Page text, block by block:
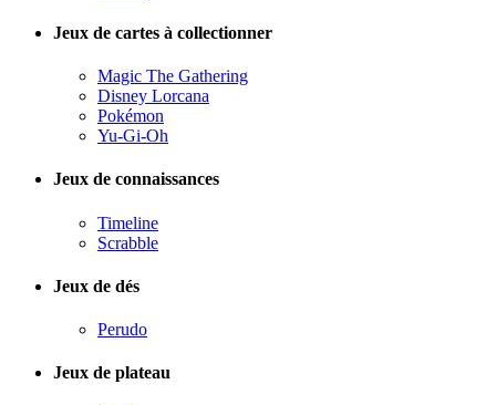
Jeux de cartes à collectionner
Magic The Gathering
Disney Lorcana
Pokémon
Yu-Gi-Oh
Jeux de connaissances
Timeline
Scrabble
Jeux de dés
Perudo
Jeux de plateau